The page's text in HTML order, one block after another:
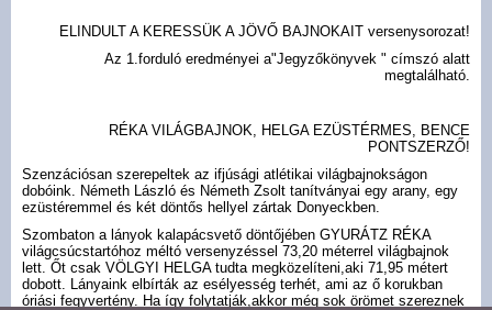
ELINDULT A KERESSÜK A JÖVŐ BAJNOKAIT versenysorozat!
Az 1.forduló eredményei a"Jegyzőkönyvek " címszó alatt
megtalálható.
RÉKA VILÁGBAJNOK, HELGA EZÜSTÉRMES, BENCE
PONTSZERZŐ!
Szenzációsan szerepeltek az ifjúsági atlétikai világbajnokságon
dobóink. Németh László és Németh Zsolt tanítványai egy arany, egy
ezüstéremmel és két döntős hellyel zártak Donyeckben.
Szombaton a lányok kalapácsvető döntőjében GYURÁTZ RÉKA
világcsúcstartóhoz méltó versenyzéssel 73,20 méterrel világbajnok
lett. Őt csak VÖLGYI HELGA tudta megközelíteni,aki 71,95 métert
dobott. Lányaink elbírták az esélyesség terhét, ami az ő korukban
óriási fegyvertény. Ha így folytatják,akkor még sok örömet szereznek